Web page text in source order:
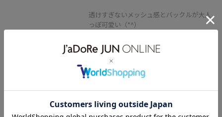
透けすぎないメッシュ感とバックルが大人
っぽ可愛い（*^）
ても〇
ゆったりフィットしてくれて1日履いても
楽ちん！
この夏大活躍しそうです